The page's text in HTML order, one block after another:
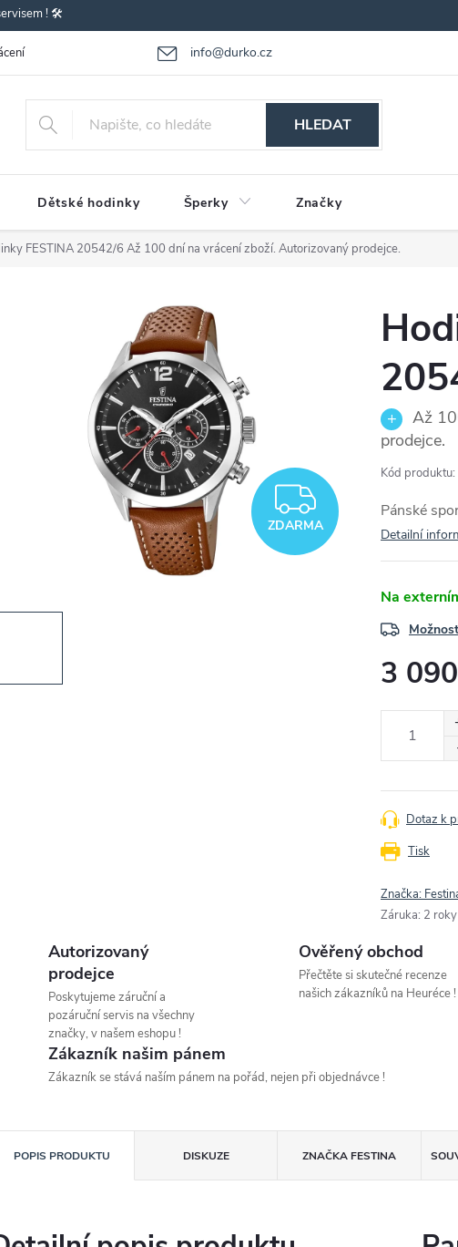
! 🛠️
info@durko.cz
- výměna zboží Reklamace zboží Obchodní podmínky
HLEDAT
Dětské hodinky Šperky Značky
FESTINA 20542/6 Až 100 dní na vrácení zboží. Autorizovaný prodejce.
ZDARMA
ZDARMA
Až
prodejce.
Kód produktu:
Pánské
Detailní
Na
3
Tisk
Dotaz k
Značka:
Záruka: 2 roky
Autorizovaný
prodejce
Poskytujeme záruční a
pozáruční servis na všechny
značky, v našem eshopu !
Ověřený obchod
Přečtěte si skutečné recenze
našich zákazníků na Heuréce !
Zákazník našim pánem
Zákazník se stává naším pánem na pořád, nejen při objednávce !
POPIS PRODUKTU DISKUZE ZNAČKA FESTINA